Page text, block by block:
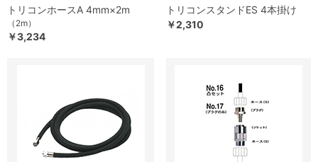
トリコンホースA 4mm×2m
（2m）
￥3,234
トリコンスタンドES 4本掛け
￥2,310